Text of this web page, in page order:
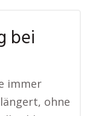
bei
immer
ohne